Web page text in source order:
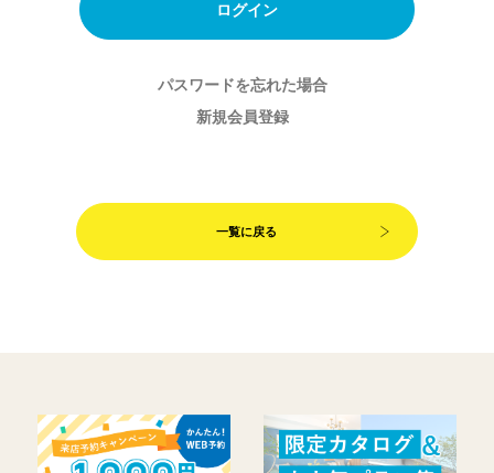
パスワードを忘れた場合
新規会員登録
一覧に戻る